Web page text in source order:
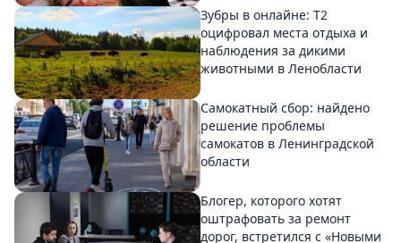
Зубры в онлайне: Т2
оцифровал места отдыха и
наблюдения за дикими
животными в Ленобласти
Самокатный сбор: найдено
решение проблемы
самокатов в Ленинградской
области
Блогер, которого хотят
оштрафовать за ремонт
дорог, встретился с «Новыми